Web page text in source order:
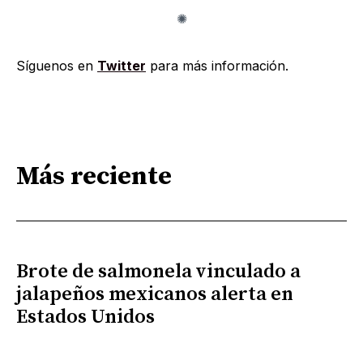
Síguenos en Twitter para más información.
Más reciente
Brote de salmonela vinculado a
jalapeños mexicanos alerta en
Estados Unidos